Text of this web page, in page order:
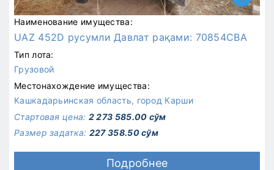
Наименование имущества:
UAZ 452D pycyмли Давлат рақами: 70854CBA
Тип лота:
Грузовой
Местонахождение имущества:
Кашкадарьинская область, город Карши
Стартовая цена: 2 273 585.00 сўм
Размер задатка: 227 358.50 сўм
Подробнее